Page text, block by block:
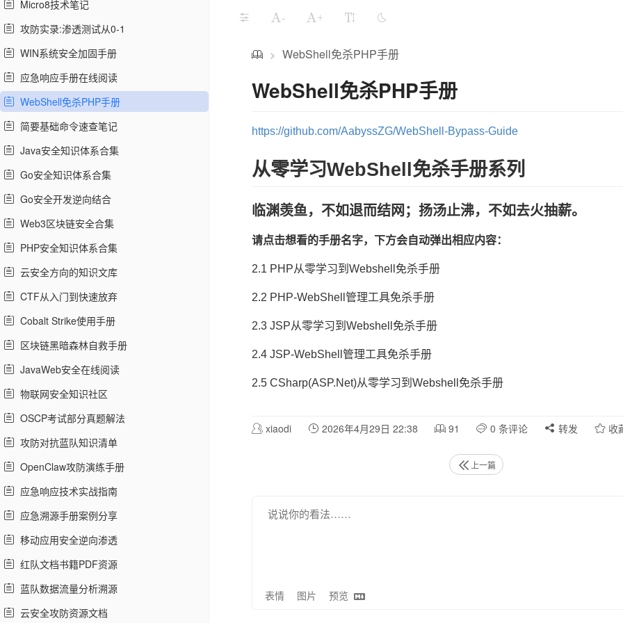
Micro8技术笔记
攻防实录:渗透测试从0-1
WIN系统安全加固手册
应急响应手册在线阅读
WebShell免杀PHP手册
简要基础命令速查笔记
Java安全知识体系合集
Go安全知识体系合集
Go安全开发逆向结合
Web3区块链安全合集
PHP安全知识体系合集
云安全方向的知识文库
CTF从入门到快速放弃
Cobalt Strike使用手册
区块链黑暗森林自救手册
JavaWeb安全在线阅读
物联网安全知识社区
OSCP考试部分真题解法
攻防对抗蓝队知识清单
OpenClaw攻防演练手册
应急响应技术实战指南
应急溯源手册案例分享
移动应用安全逆向渗透
红队文档书籍PDF资源
蓝队数据流量分析溯源
云安全攻防资源文档
- +
> WebShell免杀PHP手册
WebShell免杀PHP手册
https://github.com/AabyssZG/WebShell-Bypass-Guide
从零学习WebShell免杀手册系列
临渊羡鱼，不如退而结网；扬汤止沸，不如去火抽薪。
请点击想看的手册名字，下方会自动弹出相应内容：
2.1 PHP从零学习到Webshell免杀手册
2.2 PHP-WebShell管理工具免杀手册
2.3 JSP从零学习到Webshell免杀手册
2.4 JSP-WebShell管理工具免杀手册
2.5 CSharp(ASP.Net)从零学习到Webshell免杀手册
xiaodi 2026年4月29日 22:38 91 0 条评论 转发 收
上一篇
表情 图片 预览